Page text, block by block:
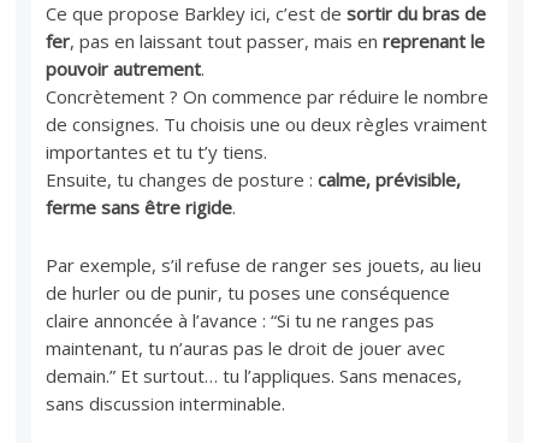
Ce que propose Barkley ici, c’est desortir du bras de
fer, pas en laissant tout passer, mais enreprenant le
pouvoir autrement.
Concrètement ? On commence par réduire le nombre
de consignes. Tu choisis une ou deux règles vraiment
importantes et tu t’y tiens.
Ensuite, tu changes de posture :calme, prévisible,
ferme sans être rigide.
Par exemple, s’il refuse de ranger ses jouets, au lieu
de hurler ou de punir, tu poses une conséquence
claire annoncée à l’avance : “Si tu ne ranges pas
maintenant, tu n’auras pas le droit de jouer avec
demain.” Et surtout… tu l’appliques. Sans menaces,
sans discussion interminable.